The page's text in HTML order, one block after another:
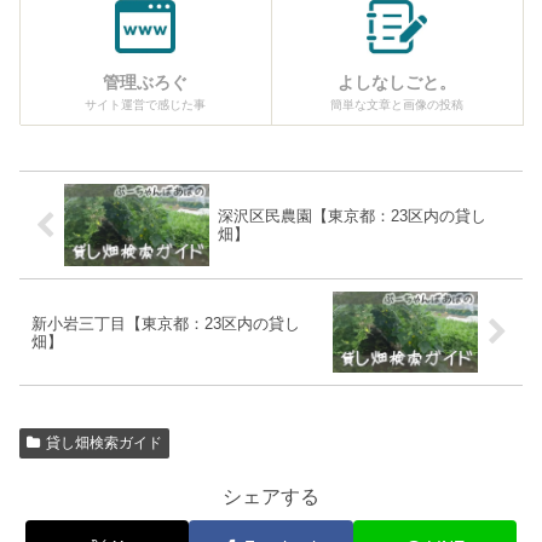
管理ぶろぐ
サイト運営で感じた事
よしなしごと。
簡単な文章と画像の投稿
深沢区民農園【東京都：23区内の貸し
畑】
新小岩三丁目【東京都：23区内の貸し
畑】
貸し畑検索ガイド
シェアする